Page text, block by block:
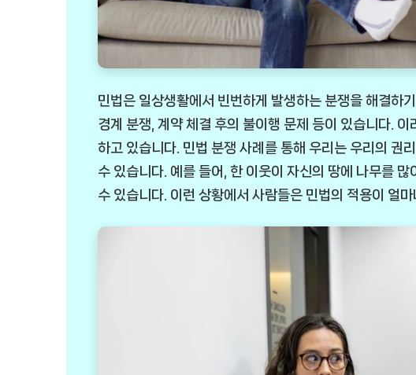
민법은 일상생활에서 빈번하게 발생하는 분쟁을 해결하
경계 분쟁, 계약 체결 후의 불이행 문제 등이 있습니다.
하고 있습니다. 민법 분쟁 사례를 통해 우리는 우리의 권
수 있습니다. 예를 들어, 한 이웃이 자신의 땅에 나무를
수 있습니다. 이런 상황에서 사람들은 민법의 적용이 얼